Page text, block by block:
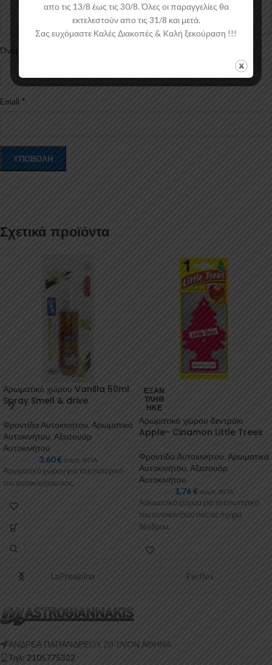
Όνομα
Email *
Σχετικά προϊόντα
Αρωματικό χώρου Vanilla 50ml
Spray Smell & drive
Φροντίδα Αυτοκινήτου, Αρωματικά
Αυτοκινήτου Αξεσουάρ
Αυτοκινήτου
3,60€ συμπ. ΦΠΑ
Αρωματικό χώρου για το εσωτερικό
του αυτοκινήτου σας.
ΕΞΑΝ
ΤΛΉΘ
ΗΚΕ
Αρωματικό χώρου δεντράκι
Apple- Cinamon Little Trees
Φροντίδα Αυτοκινήτου Αρωματικά
Αυτοκινήτου, Αξεσουάρ
Αυτοκινήτου
1,76€ συμπ. ΦΠΑ
Αρωματικό χώρου για το εσωτερικό
του αυτοκινήτου σας σε σχήμα
δένδρου.
LaPrealpina Perflex
ΑΝΔΡΕΑ ΠΑΠΑΝΔΡΕΟΥ 20 ‘ΙΛΙΟΝ ΑΘΗΝΑ
Τηλ: 2105775322
απο τις 13/8 έως τις 30/8. Όλες οι παραγγελίες θα
εκτελεστούν απο τις 31/8 και μετά.
Σας ευχόμαστε Καλές Διακοπές & Kαλή ξεκούραση !!!